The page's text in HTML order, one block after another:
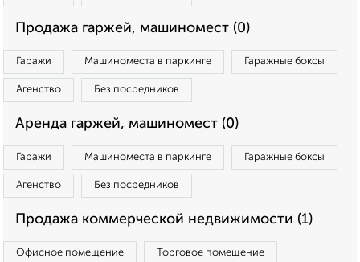
Продажа гаржей, машиномест (0)
Гаражи Машиноместа в паркинге Гаражные боксы
Агенство Без посредников
Аренда гаржей, машиномест (0)
Гаражи Машиноместа в паркинге Гаражные боксы
Агенство Без посредников
Продажа коммерческой недвижимости (1)
Офисное помещение Торговое помещение